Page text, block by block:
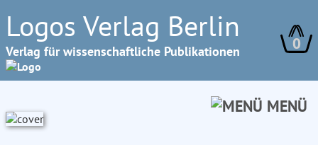
Logos Verlag Berlin
Verlag für wissenschaftliche Publikationen 0
MENÜ